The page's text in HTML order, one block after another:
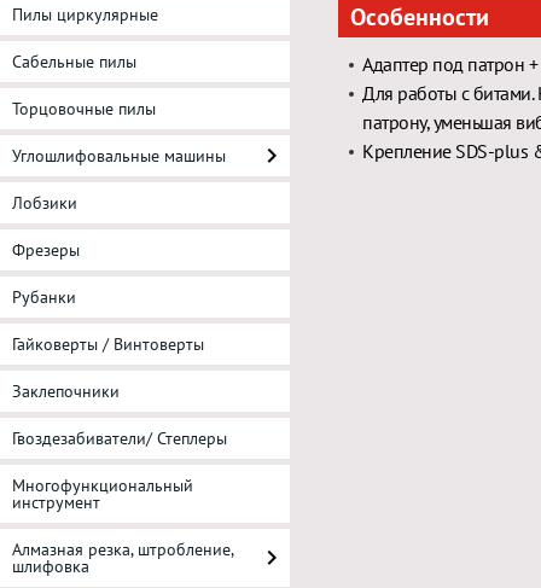
Пилы циркулярные
Сабельные пилы
Торцовочные пилы
Углошлифовальные машины
Лобзики
Фрезеры
Рубанки
Гайковерты / Винтоверты
Заклепочники
Гвоздезабиватели/ Степлеры
Многофункциональный
инструмент
Алмазная резка, штробление,
шлифовка
Особенности
Адаптер под патрон
Для работы с битами.
патрону, уменьшая
Крепление SDS-plus